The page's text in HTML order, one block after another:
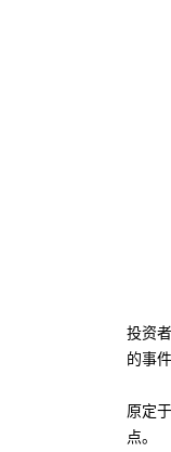
投资
的事
原定
点。